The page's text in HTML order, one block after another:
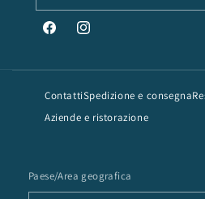
FacebookInstagram
ContattiSpedizione e consegna
Aziende e ristorazione
Paese/Area geografica